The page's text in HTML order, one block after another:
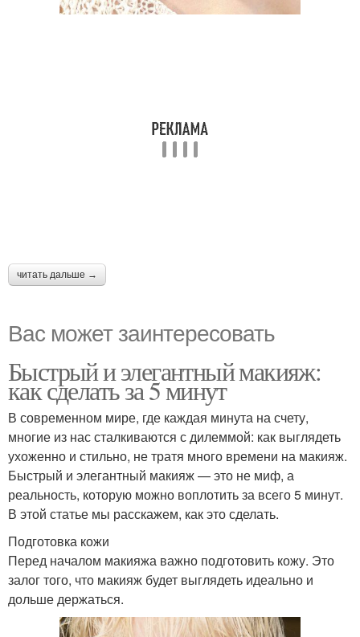
читать дальше →
Вас может заинтересовать
Быстрый и элегантный макияж:
как сделать за 5 минут
В современном мире, где каждая минута на счету,
многие из нас сталкиваются с дилеммой: как выглядеть
ухоженно и стильно, не тратя много времени на макияж.
Быстрый и элегантный макияж — это не миф, а
реальность, которую можно воплотить за всего 5 минут.
В этой статье мы расскажем, как это сделать.
Подготовка кожи
Перед началом макияжа важно подготовить кожу. Это
залог того, что макияж будет выглядеть идеально и
дольше держаться.